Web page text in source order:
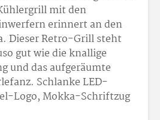
mit den
erinnert an den
Dieser Retro-Grill steht
gut wie die knallige
und das aufgeräumte
Schlanke LED-
Logo, Mokka-Schriftzug